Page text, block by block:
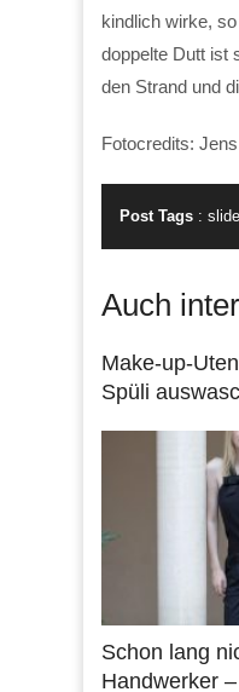
kindlich wirke,
doppelte Dutt ist
den Strand und
Fotocredits:
Post Tags :
Auch
Make-up-
Spüli
Schon lang
Handwerker